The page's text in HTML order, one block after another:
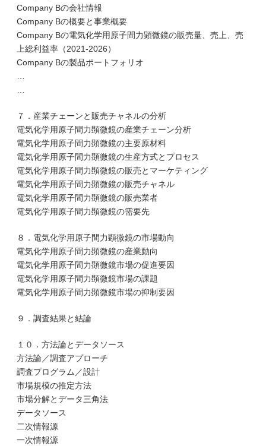
Company Bの会社情報
Company Bの概要と事業概要
Company Bの電気化学用原子間力顕微鏡の販売量、売上、売
上総利益率（2021-2026）
Company Bの製品ポートフォリオ
７．産業チェーンと販売チャネルの分析
電気化学用原子間力顕微鏡の産業チェーン分析
電気化学用原子間力顕微鏡の主要原材料
電気化学用原子間力顕微鏡の生産方式とプロセス
電気化学用原子間力顕微鏡の販売とマーケティング
電気化学用原子間力顕微鏡の販売チャネル
電気化学用原子間力顕微鏡の販売業者
電気化学用原子間力顕微鏡の需要先
８．電気化学用原子間力顕微鏡の市場動向
電気化学用原子間力顕微鏡の産業動向
電気化学用原子間力顕微鏡市場の促進要因
電気化学用原子間力顕微鏡市場の課題
電気化学用原子間力顕微鏡市場の抑制要因
９．調査結果と結論
１０．方法論とデータソース
方法論／調査アプローチ
調査プログラム／設計
市場規模の推定方法
市場分解とデータ三角法
データソース
二次情報源
一次情報源